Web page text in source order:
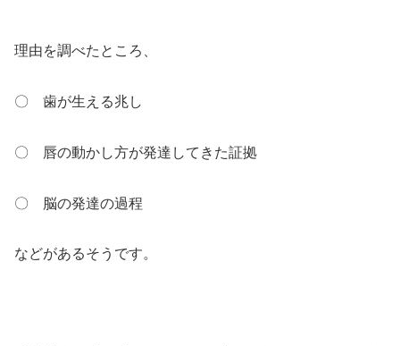
理由を調べたところ、
〇 歯が生える兆し
〇 唇の動かし方が発達してきた証拠
〇 脳の発達の過程
などがあるそうです。